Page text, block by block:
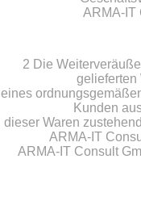
ARMA-IT
2 Die
gelieferten
eines
Kunden
dieser Waren
ARMA-IT
ARMA-IT Consult